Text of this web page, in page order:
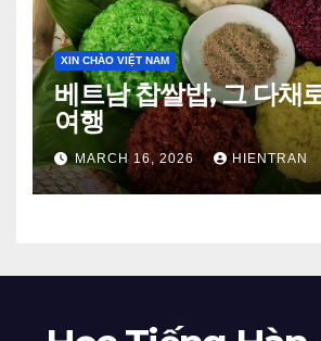
XIN CHÀO VIỆT NAM
베트남 찹쌀밥, 그 다채
여행
MARCH 16, 2026 HIENTRAN